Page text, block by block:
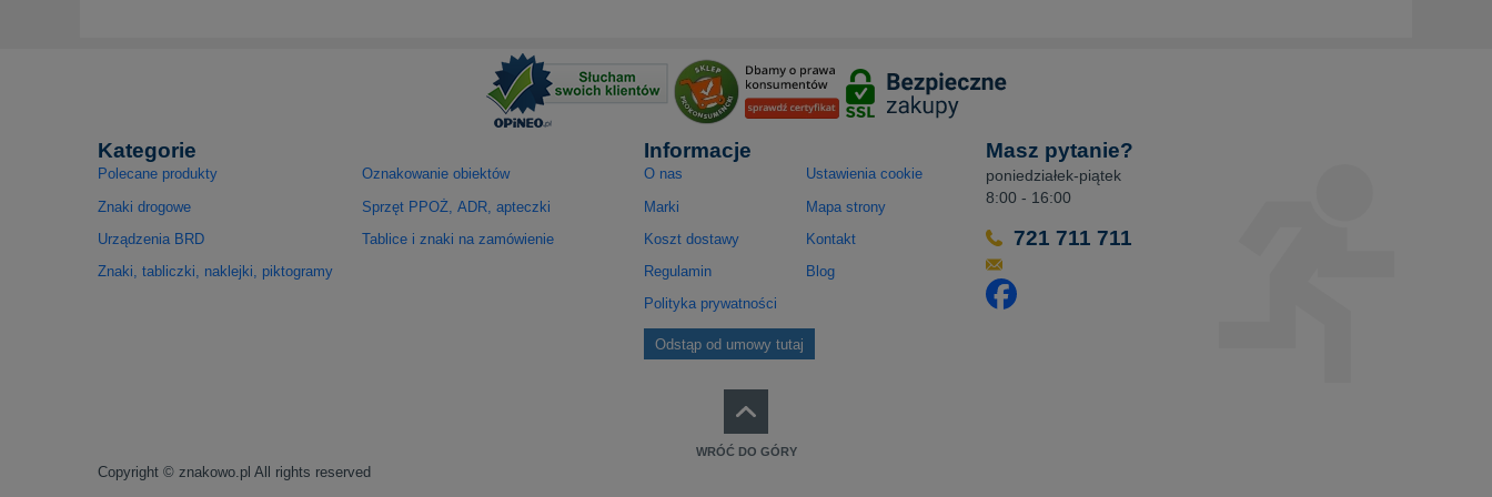
Kategorie
Polecane produkty
Znaki drogowe
Urządzenia BRD
Znaki, tabliczki, naklejki, piktogramy
Oznakowanie obiektów
Sprzęt PPOŻ, ADR, apteczki
Tablice i znaki na zamówienie
Informacje
O nas
Marki
Koszt dostawy
Regulamin
Polityka prywatności
Ustawienia cookie
Mapa strony
Kontakt
Blog
Odstąp od umowy tutaj
Masz pytanie?
poniedziałek-piątek
8:00 - 16:00
721 711 711
Odwiedź nasz profil na Facebooku
WRÓĆ DO GÓRY
Copyright © znakowo.pl All rights reserved